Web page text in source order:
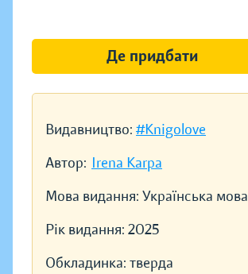
Видавництво: #Knigolove
Автор: Irena Karpa
Мова видання: Українська мова
Рік видання: 2025
Обкладинка: тверда
Де придбати